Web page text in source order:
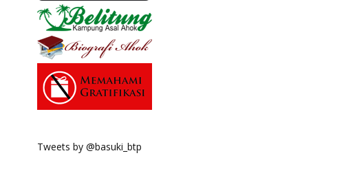
Tweets by @basuki_btp